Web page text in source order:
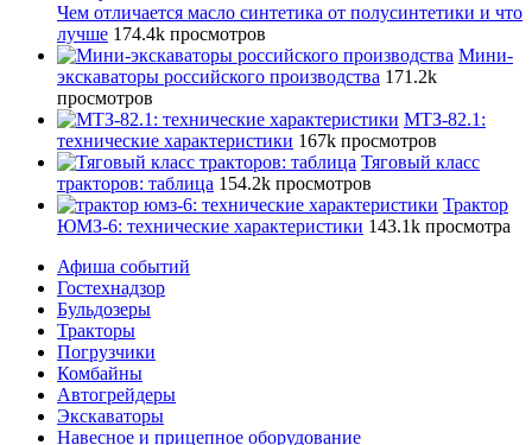
Чем отличается масло синтетика от полусинтетики и что
лучше 174.4k просмотров
Мини-
экскаваторы российского производства 171.2k
просмотров
МТЗ-82.1:
технические характеристики 167k просмотров
Тяговый класс
тракторов: таблица 154.2k просмотров
Трактор
ЮМЗ-6: технические характеристики 143.1k просмотра
Афиша событий
Гостехнадзор
Бульдозеры
Тракторы
Погрузчики
Комбайны
Автогрейдеры
Экскаваторы
Навесное и прицепное оборудование